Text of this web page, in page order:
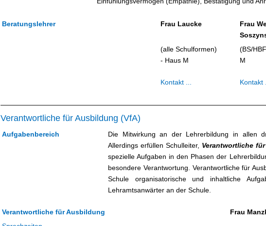
Beratungslehrer Frau Laucke
Frau
(alle Schulformen)
- Haus M
(BS/
M
Kontakt ... Kontakt
Verantwortliche für Ausbildung (VfA)
Aufgabenbereich
Die Mitwirkung an der Lehrerbildung in allen
Allerdings erfüllen Schulleiter, Verantwortliche
spezielle Aufgaben in den Phasen der
besondere Verantwortung. Verantwortliche für
Schule organisatorische und inhaltliche
Lehramtsanwärter an der Schule.
Verantwortliche für Ausbildung
Frau